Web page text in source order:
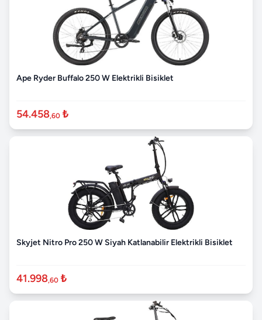
Ape Ryder Buffalo 250 W Elektrikli Bisiklet
54.458,60 ₺
Skyjet Nitro Pro 250 W Siyah Katlanabilir Elektrikli Bisiklet
41.998,60 ₺